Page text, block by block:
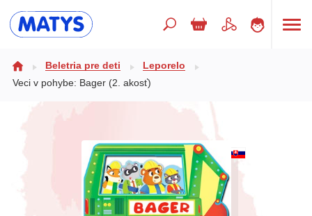
Doplnkový sortiment
Beletria pre deti
Leporelo
Veci v pohybe: Bager (2. akosť)